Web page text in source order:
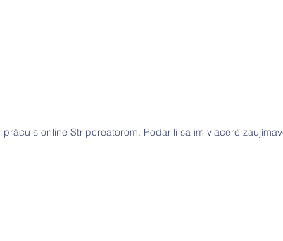
prácu s online Stripcreatorom. Podarili sa im viaceré